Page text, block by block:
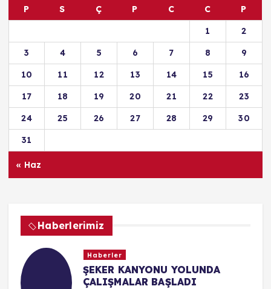
P S Ç P C C
P
1
2
3
4 5 6 7 8
9
10
11 12 13 14 15
16
17
18 19 20 21 22
23
24
25 26 27 28 29
30
31
« Haz
Haberlerimiz
Haberler
ŞEKER KANYONU YOLUNDA
ÇALIŞMALAR BAŞLADI